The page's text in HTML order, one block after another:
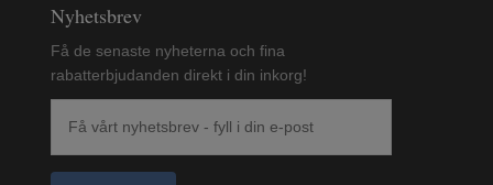
Nyhetsbrev
Få de senaste nyheterna och fina
rabatterbjudanden direkt i din inkorg!